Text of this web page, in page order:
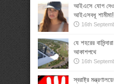
আইএসে যোগ
আইএসবধূ শামীমা!
16th
যে শহরের
আকাশপথে
16th
স্বরাষ্ট্র